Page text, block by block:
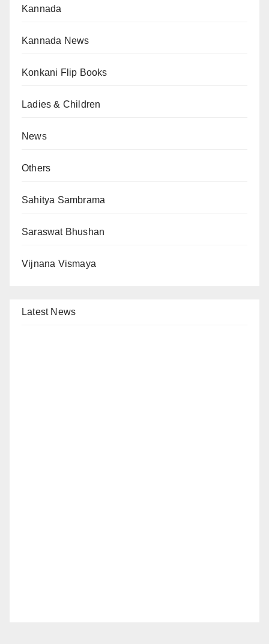
Kannada
Kannada News
Konkani Flip Books
Ladies & Children
News
Others
Sahitya Sambrama
Saraswat Bhushan
Vijnana Vismaya
Latest News